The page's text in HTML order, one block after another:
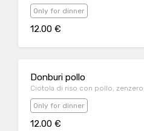
Only for dinner
12.00 €
Donburi pollo
Ciotola di riso con pollo,
Only for dinner
12.00 €